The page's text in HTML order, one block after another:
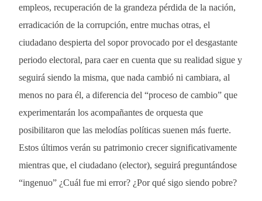
empleos, recuperación de la grandeza pérdida de la nación,
erradicación de la corrupción, entre muchas otras, el
ciudadano despierta del sopor provocado por el desgastante
periodo electoral, para caer en cuenta que su realidad sigue y
seguirá siendo la misma, que nada cambió ni cambiara, al
menos no para él, a diferencia del “proceso de cambio” que
experimentarán los acompañantes de orquesta que
posibilitaron que las melodías políticas suenen más fuerte.
Estos últimos verán su patrimonio crecer significativamente
mientras que, el ciudadano (elector), seguirá preguntándose
“ingenuo” ¿Cuál fue mi error? ¿Por qué sigo siendo pobre?